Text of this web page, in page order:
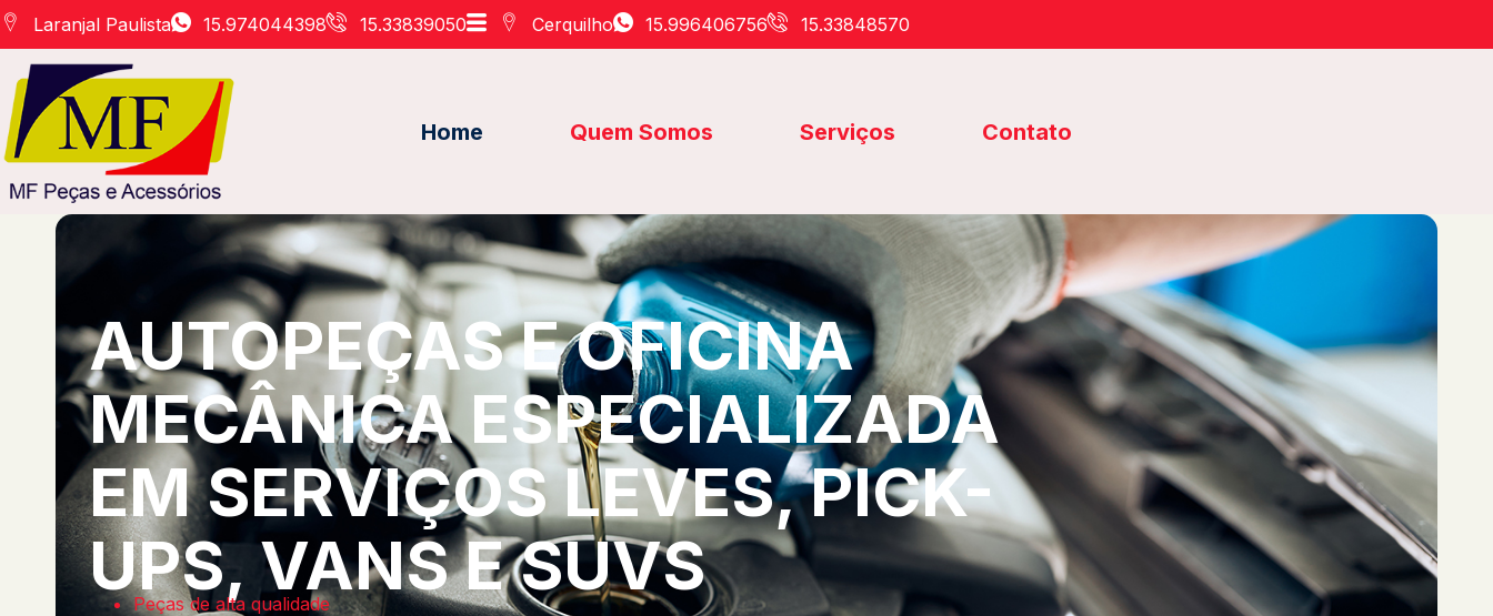
Laranjal Paulista 15.974044398 15.33839050 Cerquilho 15.996406756 15.33848570
Home Quem Somos Serviços Contato
AUTOPEÇAS E OFICINA
MECÂNICA ESPECIALIZADA
EM SERVIÇOS LEVES, PICK-
UPS, VANS E SUVS
Peças de alta qualidade